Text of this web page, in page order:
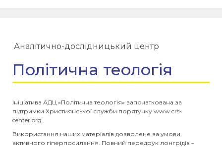
Аналітично-дослідницький центр
Політична теологія
Ініціатива АДЦ «Політична теологія» започаткована за
підтримки Християнської служби порятунку www.crs-
center.org.
Використання наших матеріалів дозволене за умови
активного гіперпосилання. Повний передрук лонгрідів –